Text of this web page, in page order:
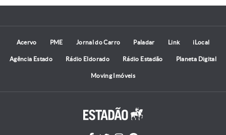
Acervo PME Jornal do Carro Paladar Link iLocal
Agência Estado Rádio Eldorado Rádio Estadão Planeta Digital
Moving Imóveis